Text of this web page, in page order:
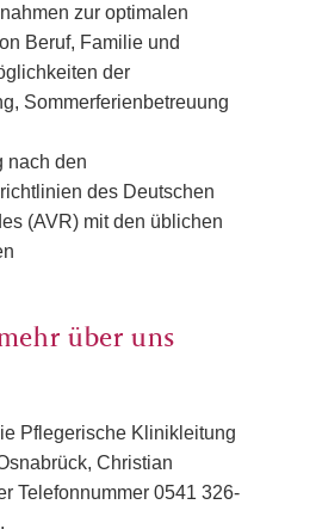
zur optimalen
Beruf, Familie und
der
Sommerferienbetreuung
nach den
des Deutschen
(AVR) mit den üblichen
über uns
Pflegerische Klinikleitung
Christian
Telefonnummer 0541 326-